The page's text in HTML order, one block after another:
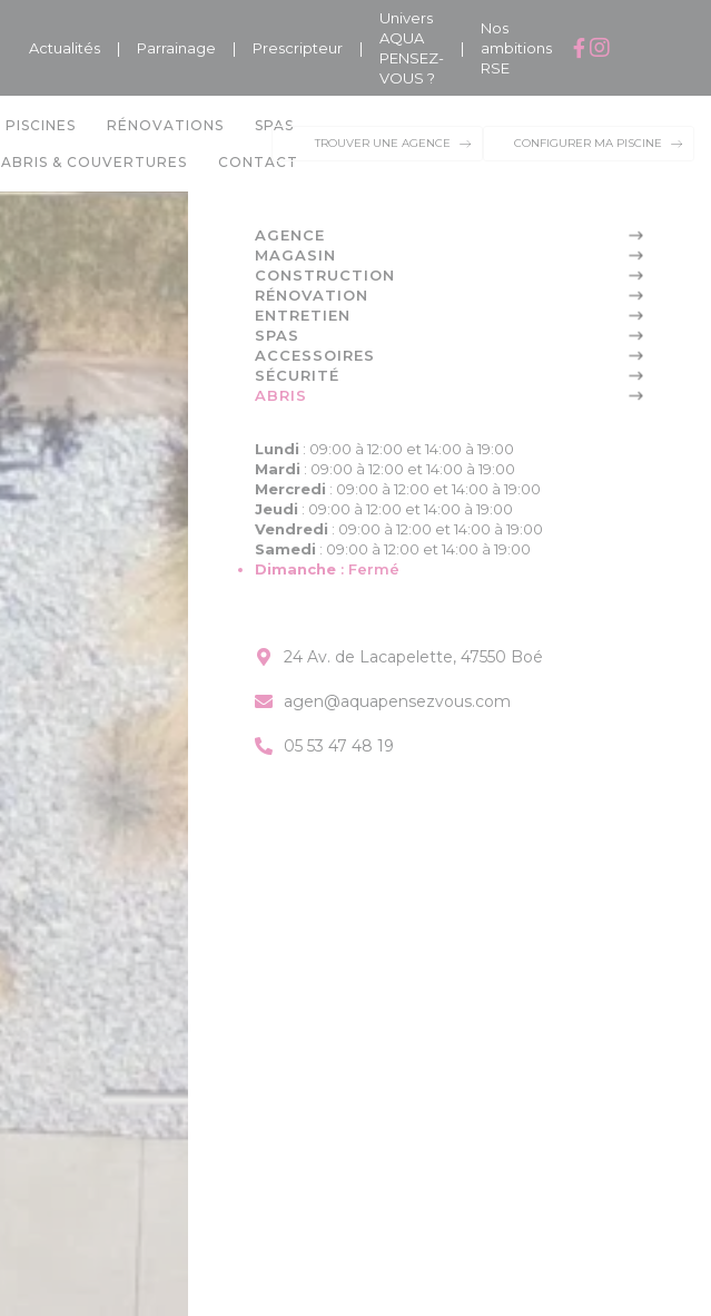
Actualités | Parrainage | Prescripteur |
Univers
AQUA
PENSEZ-
VOUS ?
|
Nos
ambitions
RSE
PISCINES RÉNOVATIONS SPAS
ABRIS & COUVERTURES CONTACT
TROUVER UNE AGENCE CONFIGURER MA PISCINE
AGENCE
MAGASIN
CONSTRUCTION
RÉNOVATION
ENTRETIEN
SPAS
ACCESSOIRES
SÉCURITÉ
ABRIS
Lundi : 09:00 à 12:00 et 14:00 à 19:00
Mardi : 09:00 à 12:00 et 14:00 à 19:00
Mercredi : 09:00 à 12:00 et 14:00 à 19:00
Jeudi : 09:00 à 12:00 et 14:00 à 19:00
Vendredi : 09:00 à 12:00 et 14:00 à 19:00
Samedi : 09:00 à 12:00 et 14:00 à 19:00
Dimanche: Fermé
24 Av. de Lacapelette, 47550 Boé
agen@aquapensezvous.com
05 53 47 48 19